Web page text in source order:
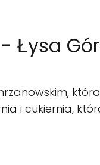
Łysa
i cukiernia,